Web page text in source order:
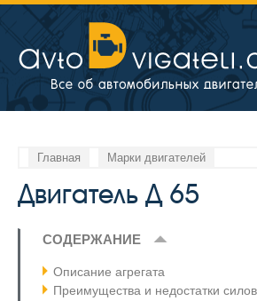
Главная Марки двигателей
Двигатель Д 65
СОДЕРЖАНИЕ
Описание агрегата
Преимущества и недостатки